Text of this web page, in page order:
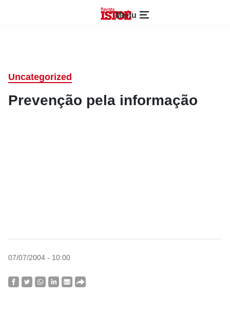
Menu
Uncategorized
Prevenção pela informação
07/07/2004 - 10:00